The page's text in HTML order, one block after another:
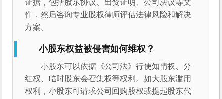
证据，包括股东协议、出资证明、公司决议等文
件，然后咨询专业股权律师评估法律风险和解决
方案。
小股东权益被侵害如何维权？
小股东可以依据《公司法》行使知情权、分
红权、临时股东会召集权等权利。如大股东滥用
权利，小股东可请求公司回购股权或提起股东代